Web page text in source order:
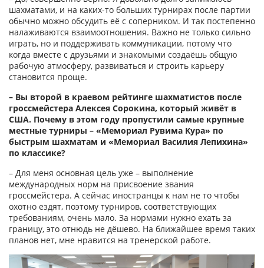
шахматами, и на каких-то больших турнирах после партии
обычно можно обсудить её с соперником. И так постепенно
налаживаются взаимоотношения. Важно не только сильно
играть, но и поддерживать коммуникации, потому что
когда вместе с друзьями и знакомыми создаёшь общую
рабочую атмосферу, развиваться и строить карьеру
становится проще.
– Вы второй в краевом рейтинге шахматистов после
гроссмейстера Алексея Сорокина, который живёт в
США. Почему в этом году пропустили самые крупные
местные турниры – «Мемориал Рувима Кура» по
быстрым шахматам и «Мемориал Василия Лепихина»
по классике?
– Для меня основная цель уже – выполнение
международных норм на присвоение звания
гроссмейстера. А сейчас иностранцы к нам не то чтобы
охотно ездят, поэтому турниров, соответствующих
требованиям, очень мало. За нормами нужно ехать за
границу, это отнюдь не дёшево. На ближайшее время таких
планов нет, мне нравится на тренерской работе.